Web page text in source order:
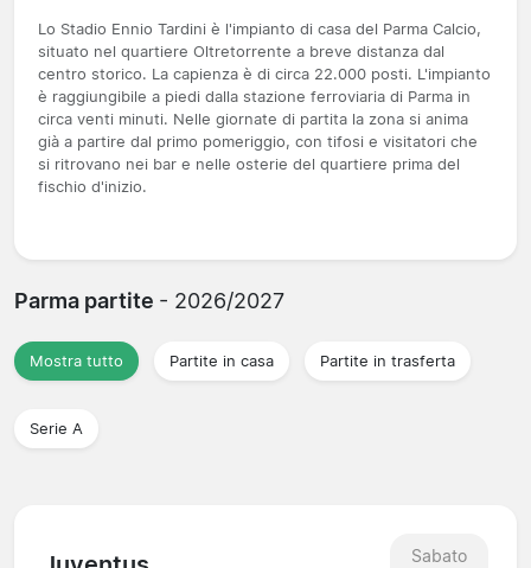
Lo Stadio Ennio Tardini è l'impianto di casa del Parma Calcio,
situato nel quartiere Oltretorrente a breve distanza dal
centro storico. La capienza è di circa 22.000 posti. L'impianto
è raggiungibile a piedi dalla stazione ferroviaria di Parma in
circa venti minuti. Nelle giornate di partita la zona si anima
già a partire dal primo pomeriggio, con tifosi e visitatori che
si ritrovano nei bar e nelle osterie del quartiere prima del
fischio d'inizio.
Parma partite - 2026/2027
Mostra tutto Partite in casa Partite in trasferta
Serie A
Sabato